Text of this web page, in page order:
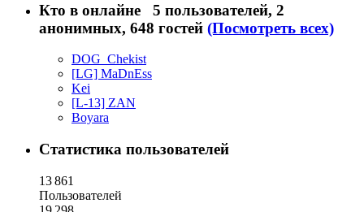
Кто в онлайне 5 пользователей, 2
анонимных, 648 гостей (Посмотреть всех)
DOG_Chekist
[LG] MaDnEss
Kei
[L-13] ZAN
Boyara
Статистика пользователей
13 861
Пользователей